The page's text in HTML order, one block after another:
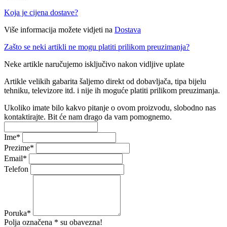
Koja je cijena dostave?
Više informacija možete vidjeti na Dostava
Zašto se neki artikli ne mogu platiti prilikom preuzimanja?
Neke artikle naručujemo isključivo nakon vidljive uplate
Artikle velikih gabarita šaljemo direkt od dobavljača, tipa bijelu
tehniku, televizore itd. i nije ih moguće platiti prilikom preuzimanja.
Ukoliko imate bilo kakvo pitanje o ovom proizvodu, slobodno nas
kontaktirajte. Bit će nam drago da vam pomognemo.
Ime*
Prezime*
Email*
Telefon
Poruka*
Polja označena * su obavezna!